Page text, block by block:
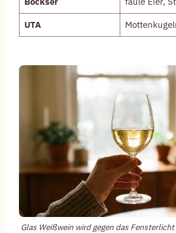
UTA
Glas Weißwein wird gegen das